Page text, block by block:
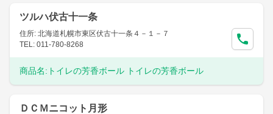
ツルハ伏古十一条
住所: 北海道札幌市東区伏古十一条４－１－７
TEL: 011-780-8268
商品名: トイレの芳香ボール トイレの芳香ボール
ＤＣＭニコット月形